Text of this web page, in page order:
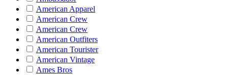
American Apparel
American Crew
American Crew
American Outfiters
American Tourister
American Vintage
Ames Bros